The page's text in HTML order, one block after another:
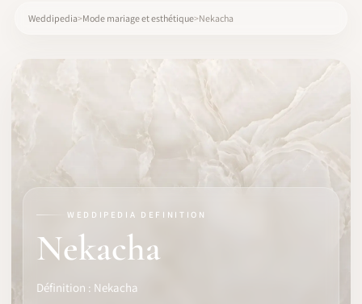
LOGICIEL
IDENTITÉ PRO
Weddipedia Mode mariage et esthétique Nekacha
WEDDIPEDIA DEFINITION
Nekacha
Définition : Nekacha